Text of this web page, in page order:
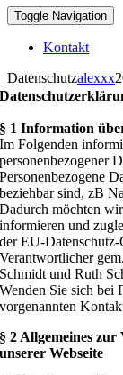
Toggle Navigation
Kontakt
Datenschutzalexxx
§ 1 Information
Im Folgenden
personenbezogener
Personenbezogene
beziehbar sind, zB
Dadurch möchten
informieren und
der EU-
Verantwortlicher
Schmidt und Ruth
Wenden Sie sich bei
vorgenannten
§ 2 Allgemeines
unserer Webseite